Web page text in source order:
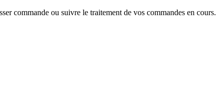
commande ou suivre le traitement de vos commandes en cours.